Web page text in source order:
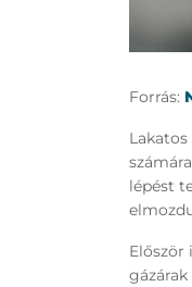
Forrás:
lépést
Először